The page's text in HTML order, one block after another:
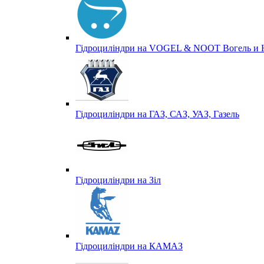
Гідроциліндри на VOGEL & NOOT Вогель и
Гідроциліндри на ГАЗ, САЗ, УАЗ, Газель
Гідроциліндри на Зіл
Гідроциліндри на КАМАЗ